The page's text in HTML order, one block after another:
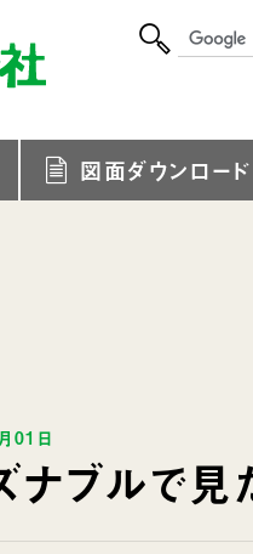
図面ダウンロード
01日
ナブルで見